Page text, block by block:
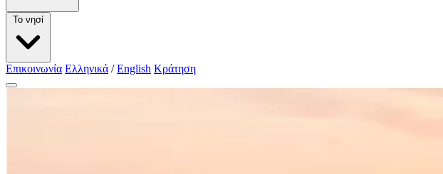
Το νησί
Επικοινωνία Ελληνικά / English Κράτηση